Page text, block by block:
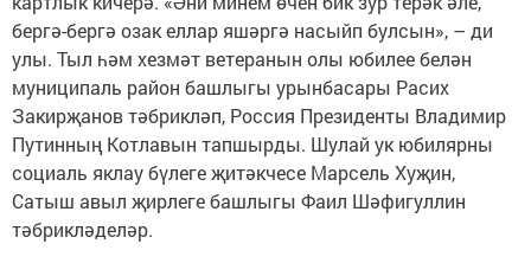
бергә-бергә озак еллар яшәргә насыйп булсын», – ди
улы. Тыл һәм хезмәт ветеранын олы юбилее белән
муниципаль район башлыгы урынбасары Расих
Закирҗанов тәбрикләп, Россия Президенты Владимир
Путинның Котлавын тапшырды. Шулай ук юбилярны
социаль яклау бүлеге җитәкчесе Марсель Хуҗин,
Сатыш авыл җирлеге башлыгы Фаил Шәфигуллин
тәбрикләделәр.